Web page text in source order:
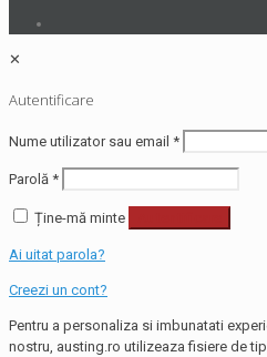
✕
Autentificare
Nume utilizator sau email *
Parolă *
Ține-mă minte
Ai uitat parola?
Creezi un cont?
Pentru a personaliza si imbunatati
nostru, austing.ro utilizeaza fisiere de